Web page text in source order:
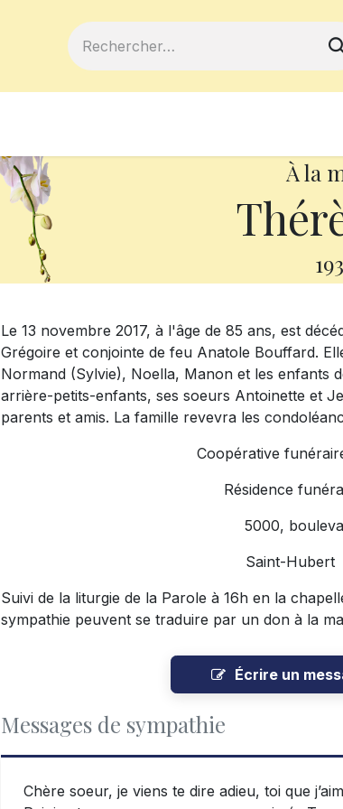
À la
Le 13 novembre 2017, à l'âge de 85 ans, est
Grégoire et conjointe de feu Anatole Bouffard.
Normand (Sylvie), Noella, Manon et les enfants
arrière-petits-enfants, ses soeurs Antoinette et
parents et amis. La famille revevra les
Coopérative
Résidence
5000,
Saint-Hubert
Suivi de la liturgie de la Parole à 16h en la
sympathie peuvent se traduire par un don à la
Écrire un
Messages de sympathie
Chère soeur, je viens te dire adieu, toi que